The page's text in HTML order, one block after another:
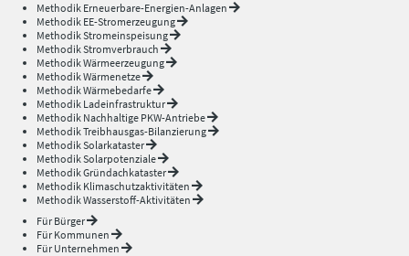
Methodik Erneuerbare-Energien-Anlagen
Methodik EE-Stromerzeugung
Methodik Stromeinspeisung
Methodik Stromverbrauch
Methodik Wärmeerzeugung
Methodik Wärmenetze
Methodik Wärmebedarfe
Methodik Ladeinfrastruktur
Methodik Nachhaltige PKW-Antriebe
Methodik Treibhausgas-Bilanzierung
Methodik Solarkataster
Methodik Solarpotenziale
Methodik Gründachkataster
Methodik Klimaschutzaktivitäten
Methodik Wasserstoff-Aktivitäten
Für Bürger
Für Kommunen
Für Unternehmen